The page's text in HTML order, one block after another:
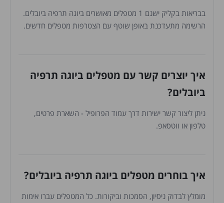
בבריאות בקליק ישנם 1 מטפלים מאושרים ביוגה תרפיה ביובלים.
הרשימה מתעדכנת באופן שוטף עם הצטרפות מטפלים חדשים.
איך יוצרים קשר עם מטפלים ביוגה תרפיה
ביובלים?
ניתן ליצור קשר ישירות דרך עמוד הפרופיל - השארת פרטים,
טלפון או ווטסאפ.
איך בוחרים מטפלים ביוגה תרפיה ביובלים?
מומלץ לבדוק ניסיון, הסמכות וביקורות. כל המטפלים עברו אימות